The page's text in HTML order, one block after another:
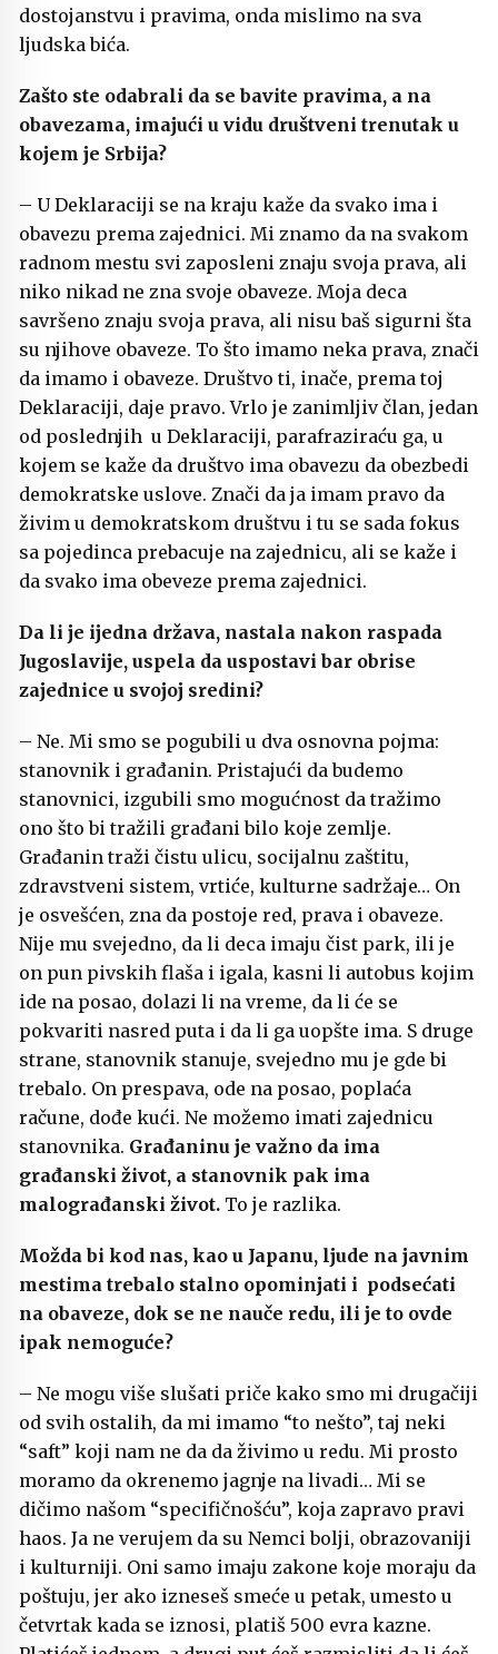
dostojanstvu i pravima, onda mislimo na sva
ljudska bića.
Zašto ste odabrali da se bavite pravima, a na
obavezama, imajući u vidu društveni trenutak u
kojem je Srbija?
– U Deklaraciji se na kraju kaže da svako ima i
obavezu prema zajednici. Mi znamo da na svakom
radnom mestu svi zaposleni znaju svoja prava, ali
niko nikad ne zna svoje obaveze. Moja deca
savršeno znaju svoja prava, ali nisu baš sigurni šta
su njihove obaveze. To što imamo neka prava, znači
da imamo i obaveze. Društvo ti, inače, prema toj
Deklaraciji, daje pravo. Vrlo je zanimljiv član, jedan
od poslednjih u Deklaraciji, parafraziraću ga, u
kojem se kaže da društvo ima obavezu da obezbedi
demokratske uslove. Znači da ja imam pravo da
živim u demokratskom društvu i tu se sada fokus
sa pojedinca prebacuje na zajednicu, ali se kaže i
da svako ima obeveze prema zajednici.
Da li je ijedna država, nastala nakon raspada
Jugoslavije, uspela da uspostavi bar obrise
zajednice u svojoj sredini?
– Ne. Mi smo se pogubili u dva osnovna pojma:
stanovnik i građanin. Pristajući da budemo
stanovnici, izgubili smo mogućnost da tražimo
ono što bi tražili građani bilo koje zemlje.
Građanin traži čistu ulicu, socijalnu zaštitu,
zdravstveni sistem, vrtiće, kulturne sadržaje… On
je osvešćen, zna da postoje red, prava i obaveze.
Nije mu svejedno, da li deca imaju čist park, ili je
on pun pivskih flaša i igala, kasni li autobus kojim
ide na posao, dolazi li na vreme, da li će se
pokvariti nasred puta i da li ga uopšte ima. S druge
strane, stanovnik stanuje, svejedno mu je gde bi
trebalo. On prespava, ode na posao, poplaća
račune, dođe kući. Ne možemo imati zajednicu
stanovnika. Građaninu je važno da ima
građanski život, a stanovnik pak ima
malograđanski život. To je razlika.
Možda bi kod nas, kao u Japanu, ljude na javnim
mestima trebalo stalno opominjati i podsećati
na obaveze, dok se ne nauče redu, ili je to ovde
ipak nemoguće?
– Ne mogu više slušati priče kako smo mi drugačiji
od svih ostalih, da mi imamo “to nešto”, taj neki
“saft” koji nam ne da da živimo u redu. Mi prosto
moramo da okrenemo jagnje na livadi… Mi se
dičimo našom “specifičnošću”, koja zapravo pravi
haos. Ja ne verujem da su Nemci bolji, obrazovaniji
i kulturniji. Oni samo imaju zakone koje moraju da
poštuju, jer ako izneseš smeće u petak, umesto u
četvrtak kada se iznosi, platiš 500 evra kazne.